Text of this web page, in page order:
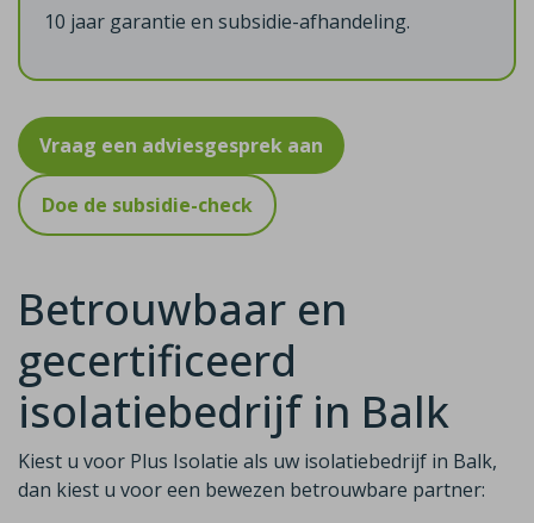
10 jaar garantie en subsidie-afhandeling.
Vraag een adviesgesprek aan
Doe de subsidie-check
Betrouwbaar en
gecertificeerd
isolatiebedrijf in Balk
Kiest u voor Plus Isolatie als uw isolatiebedrijf in Balk,
dan kiest u voor een bewezen betrouwbare partner: